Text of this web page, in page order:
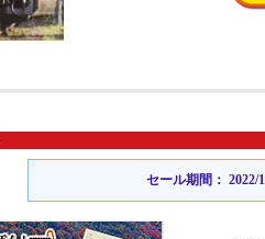
セール期間： 2022/